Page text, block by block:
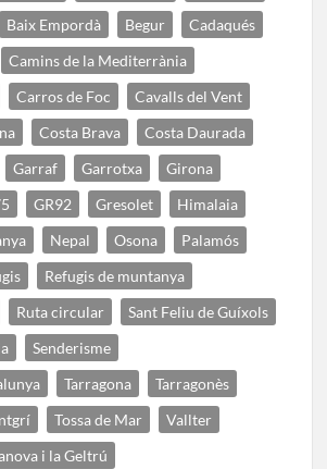
Baix Empordà Begur
Cadaqués
Camins de la Mediterrània
Carros de Foc
Cavalls del Vent
Costa Brava
Costa Daurada
Garraf Garrotxa
Girona
GR92 Gresolet
Himalaia
Nepal Osona
Palamós
Refugis de muntanya
Ruta circular
Sant Feliu de Guíxols
Senderisme
Tarragona
Tarragonès
Tossa de Mar
Vallter
i la Geltrú